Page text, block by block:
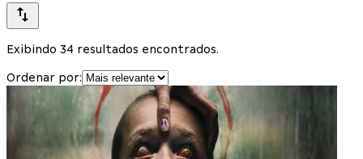
Exibindo 34 resultados encontrados.
Ordenar por: